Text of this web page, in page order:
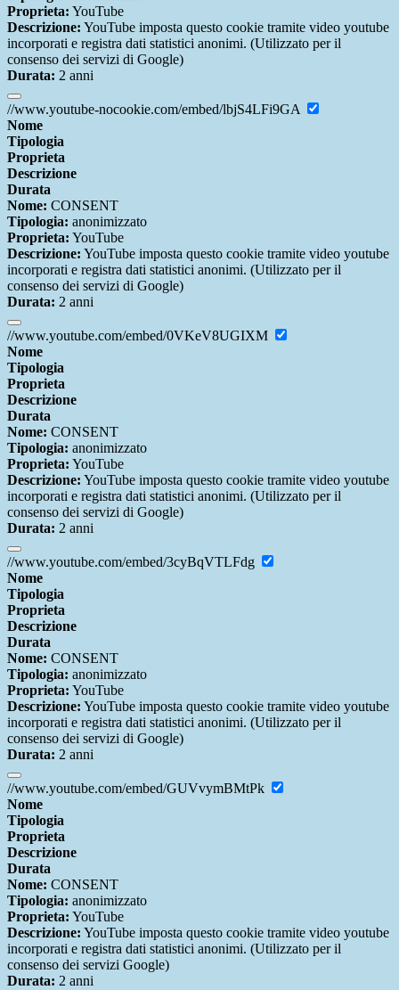
Proprieta: YouTube
Descrizione: YouTube imposta questo cookie tramite video youtube
incorporati e registra dati statistici anonimi. (Utilizzato per il
consenso dei servizi di Google)
Durata: 2 anni
//www.youtube-nocookie.com/embed/lbjS4LFi9GA
Nome
Tipologia
Proprieta
Descrizione
Durata
Nome: CONSENT
Tipologia: anonimizzato
Proprieta: YouTube
Descrizione: YouTube imposta questo cookie tramite video youtube
incorporati e registra dati statistici anonimi. (Utilizzato per il
consenso dei servizi di Google)
Durata: 2 anni
//www.youtube.com/embed/0VKeV8UGIXM
Nome
Tipologia
Proprieta
Descrizione
Durata
Nome: CONSENT
Tipologia: anonimizzato
Proprieta: YouTube
Descrizione: YouTube imposta questo cookie tramite video youtube
incorporati e registra dati statistici anonimi. (Utilizzato per il
consenso dei servizi di Google)
Durata: 2 anni
//www.youtube.com/embed/3cyBqVTLFdg
Nome
Tipologia
Proprieta
Descrizione
Durata
Nome: CONSENT
Tipologia: anonimizzato
Proprieta: YouTube
Descrizione: YouTube imposta questo cookie tramite video youtube
incorporati e registra dati statistici anonimi. (Utilizzato per il
consenso dei servizi di Google)
Durata: 2 anni
//www.youtube.com/embed/GUVvymBMtPk
Nome
Tipologia
Proprieta
Descrizione
Durata
Nome: CONSENT
Tipologia: anonimizzato
Proprieta: YouTube
Descrizione: YouTube imposta questo cookie tramite video youtube
incorporati e registra dati statistici anonimi. (Utilizzato per il
consenso dei servizi Google)
Durata: 2 anni